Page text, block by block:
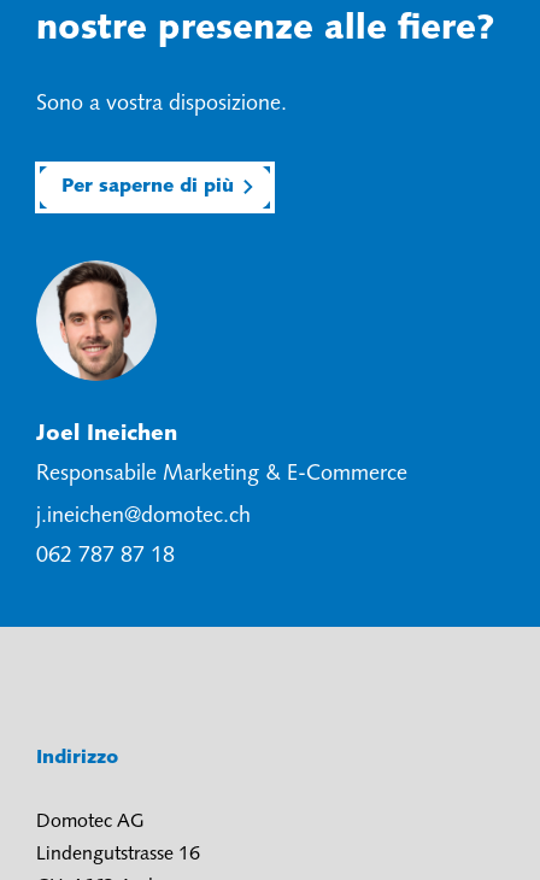
nostre presenze alle fiere?
Sono a vostra disposizione.
Per saperne di più
Joel Ineichen
Responsabile Marketing & E-Commerce
j.ineichen@domotec.ch
062 787 87 18
Indirizzo
Domotec AG
Lindengutstrasse 16